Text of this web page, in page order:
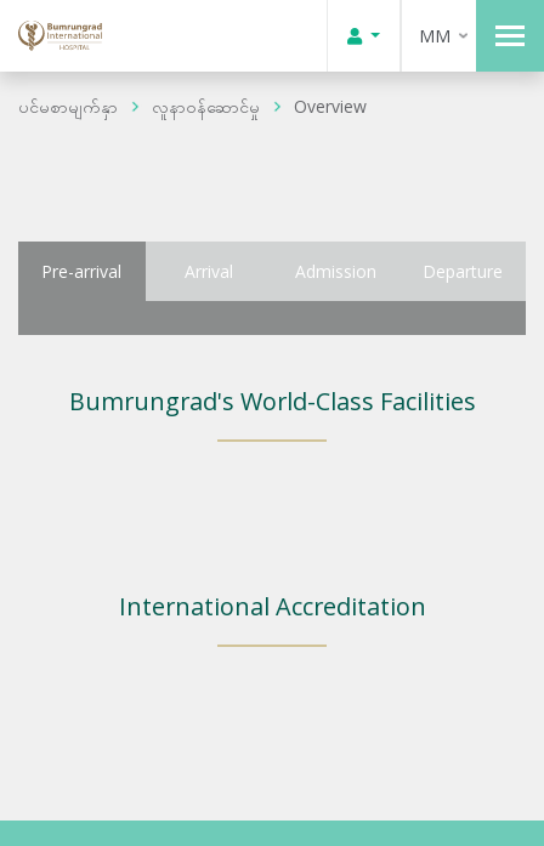
MM
ပင်မစာမျက်နှာ လူနာဝန်ဆောင်မှု Overview
Pre-arrival Arrival Admission Departure
Bumrungrad's World-Class Facilities
International Accreditation